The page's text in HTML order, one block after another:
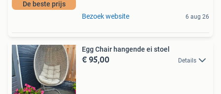
De beste prijs
Bezoek website 6 aug 26
Egg Chair hangende ei stoel
€ 95,00 Details